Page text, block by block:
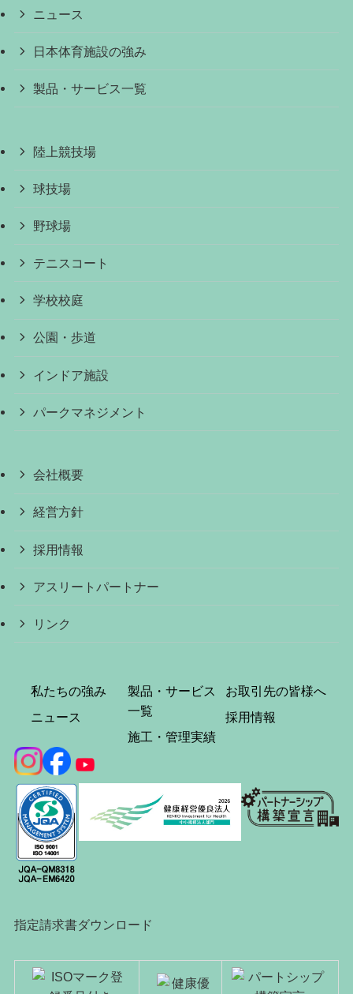
ニュース
日本体育施設の強み
製品・サービス一覧
陸上競技場
球技場
野球場
テニスコート
学校校庭
公園・歩道
インドア施設
パークマネジメント
会社概要
経営方針
採用情報
アスリートパートナー
リンク
私たちの強み
ニュース
製品・サービス
一覧
施工・管理実績
お取引先の皆様へ
採用情報
指定請求書ダウンロード